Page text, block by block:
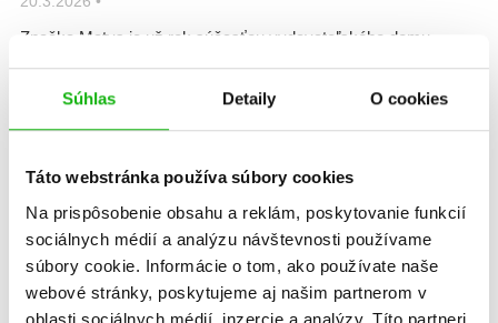
Súhlas Detaily O cookies
Táto webstránka používa súbory cookies
Na prispôsobenie obsahu a reklám, poskytovanie funkcií
sociálnych médií a analýzu návštevnosti používame
súbory cookie. Informácie o tom, ako používate naše
webové stránky, poskytujeme aj našim partnerom v
oblasti sociálnych médií, inzercie a analýzy. Títo partneri
Značka Matys je už rok súčasťou vydavateľského domu
Albatros Media Slovakia a za ten čas stihlo vydať množstvo
krásnych nových kníh pre najmenších čitateľov a čitateľky. Nie